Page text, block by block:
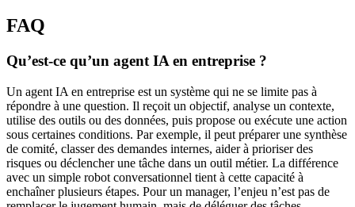
FAQ
Qu’est-ce qu’un agent IA en entreprise ?
Un agent IA en entreprise est un système qui ne se limite pas à
répondre à une question. Il reçoit un objectif, analyse un contexte,
utilise des outils ou des données, puis propose ou exécute une action
sous certaines conditions. Par exemple, il peut préparer une synthèse
de comité, classer des demandes internes, aider à prioriser des
risques ou déclencher une tâche dans un outil métier. La différence
avec un simple robot conversationnel tient à cette capacité à
enchaîner plusieurs étapes. Pour un manager, l’enjeu n’est pas de